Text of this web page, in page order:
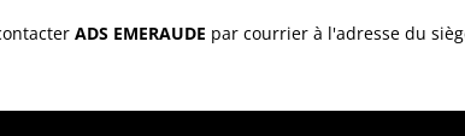
ADS EMERAUDE par courrier à l'adresse du